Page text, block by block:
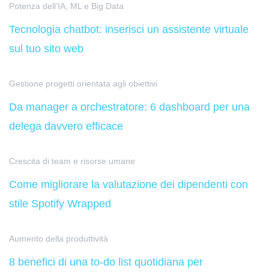
Potenza dell’IA, ML e Big Data
Tecnologia chatbot: inserisci un assistente virtuale
sul tuo sito web
Gestione progetti orientata agli obiettivi
Da manager a orchestratore: 6 dashboard per una
delega davvero efficace
Crescita di team e risorse umane
Come migliorare la valutazione dei dipendenti con
stile Spotify Wrapped
Aumento della produttività
8 benefici di una to-do list quotidiana per